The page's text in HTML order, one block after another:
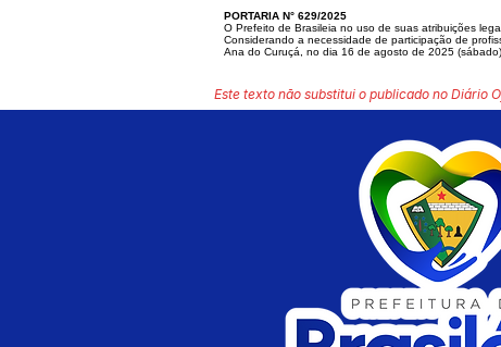
PORTARIA N° 629/2025
O Prefeito de Brasileia no uso de suas atribuições
Considerando a necessidade de participação de
Ana do Curuçá, no dia 16 de agosto de 2025
Este texto não substitui o publicado no Diário